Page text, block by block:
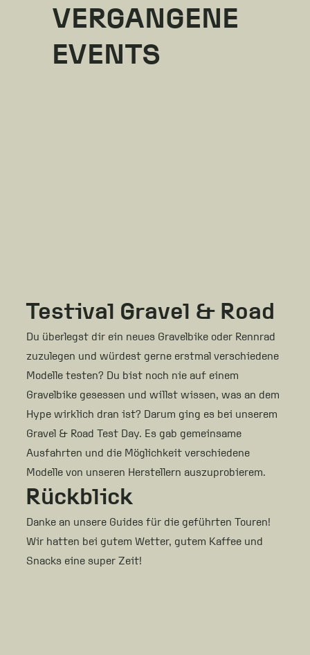
VERGANGENE
EVENTS
Testival Gravel & Road
Du überlegst dir ein neues Gravelbike oder Rennrad
zuzulegen und würdest gerne erstmal verschiedene
Modelle testen? Du bist noch nie auf einem
Gravelbike gesessen und willst wissen, was an dem
Hype wirklich dran ist? Darum ging es bei unserem
Gravel & Road Test Day. Es gab gemeinsame
Ausfahrten und die Möglichkeit verschiedene
Modelle von unseren Herstellern auszuprobierem.
Rückblick
Danke an unsere Guides für die geführten Touren!
Wir hatten bei gutem Wetter, gutem Kaffee und
Snacks eine super Zeit!